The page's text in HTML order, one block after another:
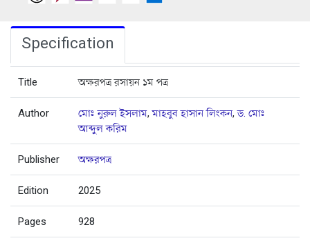
Specification
Title অক্ষরপত্র রসায়ন ১ম পত্র
Author মোঃ নুরুল ইসলাম,মাহবুব হাসান লিংকন,ড. মোঃ
আব্দুল করিম
Publisher অক্ষরপত্র
Edition 2025
Pages 928